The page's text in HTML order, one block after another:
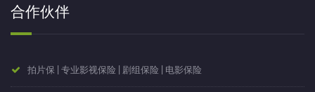
合作伙伴
拍片保 | 专业影视保险 | 剧组保险 | 电影保险